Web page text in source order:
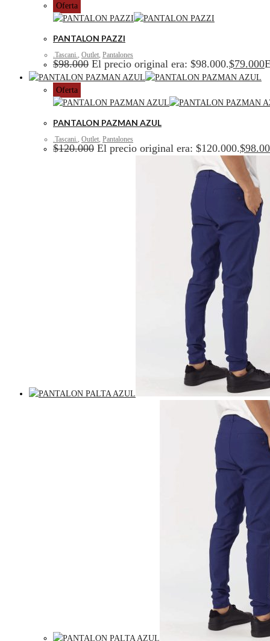
Oferta
PANTALON PAZZI
.Tascani., Outlet, Pantalones
$98.000 El precio original era: $98.000.$79.000
Oferta
PANTALON PAZMAN AZUL
.Tascani., Outlet, Pantalones
$120.000 El precio original era: $120.000.$